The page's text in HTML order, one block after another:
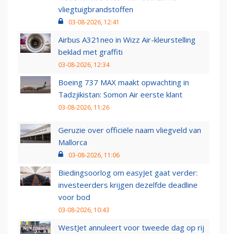
vliegtuigbrandstoffen
03-08-2026, 12:41
Airbus A321neo in Wizz Air-kleurstelling
beklad met graffiti
03-08-2026, 12:34
Boeing 737 MAX maakt opwachting in
Tadzjikistan: Somon Air eerste klant
03-08-2026, 11:26
Geruzie over officiële naam vliegveld van
Mallorca
03-08-2026, 11:06
Biedingsoorlog om easyJet gaat verder:
investeerders krijgen dezelfde deadline
voor bod
03-08-2026, 10:43
WestJet annuleert voor tweede dag op rij